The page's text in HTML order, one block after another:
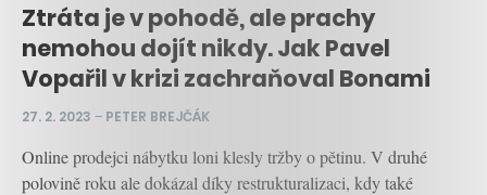
Ztráta je v pohodě, ale prachy
nemohou dojít nikdy. Jak Pavel
Vopařil v krizi zachraňoval Bonami
27. 2. 2023 – PETER BREJČÁK
Online prodejci nábytku loni klesly tržby o pětinu. V druhé
polovině roku ale dokázal díky restrukturalizaci, kdy také